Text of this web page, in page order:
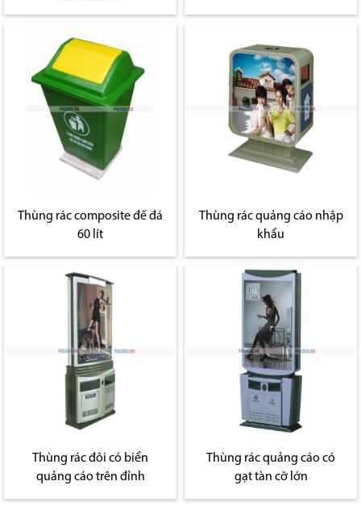
Thùng rác composite đế đá
60 lít
Thùng rác quảng cáo nhập
khẩu
Thùng rác đôi có biển
quảng cáo trên đỉnh
Thùng rác quảng cáo có
gạt tàn cỡ lớn